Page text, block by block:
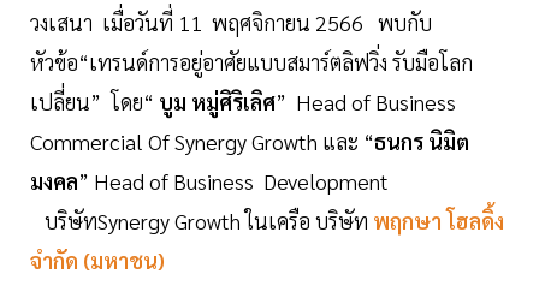
วงเสนา เมื่อวันที่ 11 พฤศจิกายน 2566 พบกับ
หัวข้อ“เทรนด์การอยู่อาศัยแบบสมาร์ตลิฟวิ่ง รับมือโลก
เปลี่ยน” โดย“ บูม หมู่ศิริเลิศ” Head of Business
Commercial Of Synergy Growth และ “ธนกร นิมิต
มงคล” Head of Business Development
บริษัทSynergy Growth ในเครือ บริษัท พฤกษา โฮลดิ้ง
จํากัด (มหาชน)